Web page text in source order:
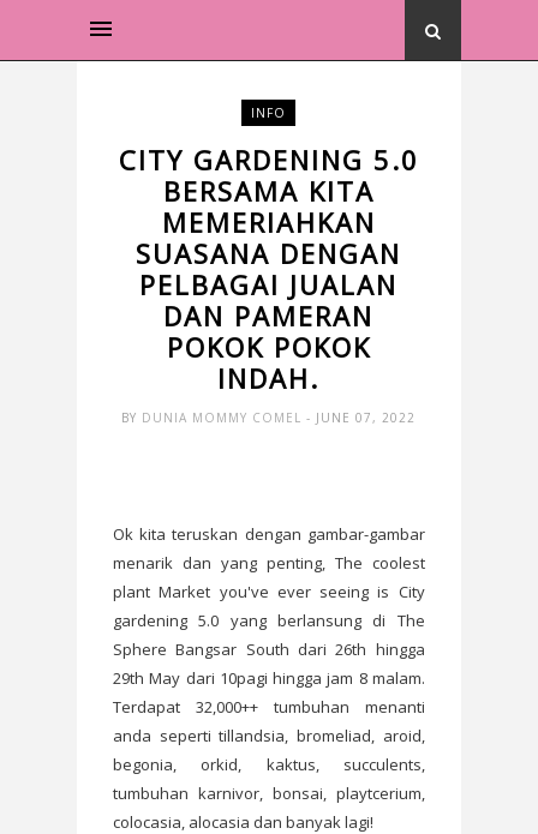
INFO
CITY GARDENING 5.0
BERSAMA KITA
MEMERIAHKAN
SUASANA DENGAN
PELBAGAI JUALAN
DAN PAMERAN
POKOK POKOK
INDAH.
BY DUNIA MOMMY COMEL- JUNE 07, 2022
Ok kita teruskan dengan gambar-gambar
menarik dan yang penting, The coolest
plant Market you've ever seeing is City
gardening 5.0 yang berlansung di The
Sphere Bangsar South dari 26th hingga
29th May dari 10pagi hingga jam 8 malam.
Terdapat 32,000++ tumbuhan menanti
anda seperti tillandsia, bromeliad, aroid,
begonia, orkid, kaktus, succulents,
tumbuhan karnivor, bonsai, playtcerium,
colocasia, alocasia dan banyak lagi!